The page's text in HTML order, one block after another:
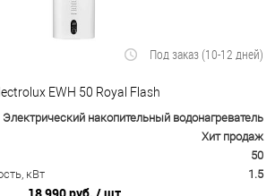
Под заказ (10-12 дней)
EWH 50 Royal Flash
Электрический накопительный водонагреватель
Хит продаж
50
кВт
1.5